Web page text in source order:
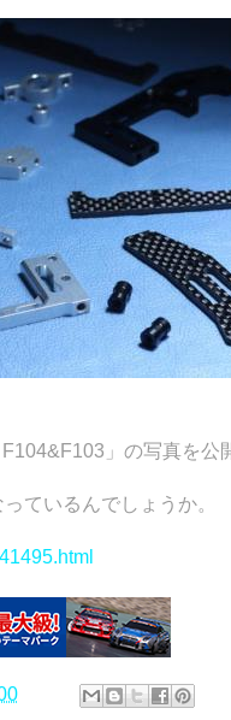
」の写真を公
ているんでしょうか。